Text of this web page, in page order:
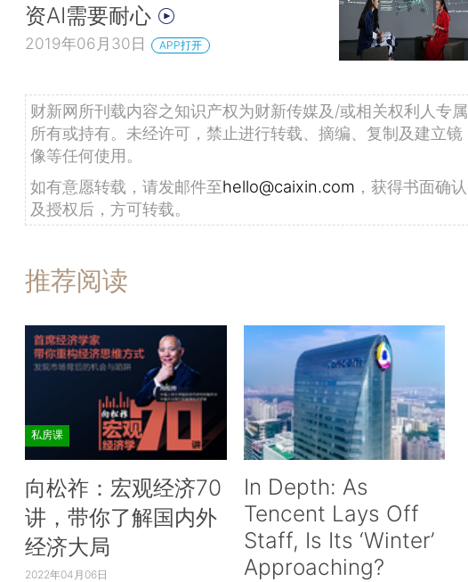
资AI需要耐心
2019年06月30日 APP打开
财新网所刊载内容之知识产权为财新传媒及/或相关权利人专属
所有或持有。未经许可，禁止进行转载、摘编、复制及建立镜
像等任何使用。
如有意愿转载，请发邮件至hello@caixin.com ，获得书面确认
及授权后，方可转载。
推荐阅读
私房课
向松祚：宏观经济70
讲，带你了解国内外
经济大局
2022年04月06日
In Depth: As
Tencent Lays Off
Staff, Is Its ‘Winter’
Approaching?